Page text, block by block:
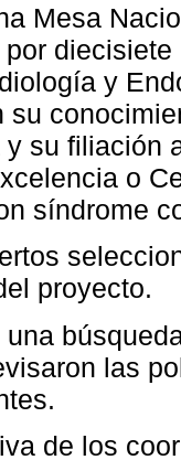
Mesa
por
y
su
su filiación
o
síndrome
proyecto.
las
de los